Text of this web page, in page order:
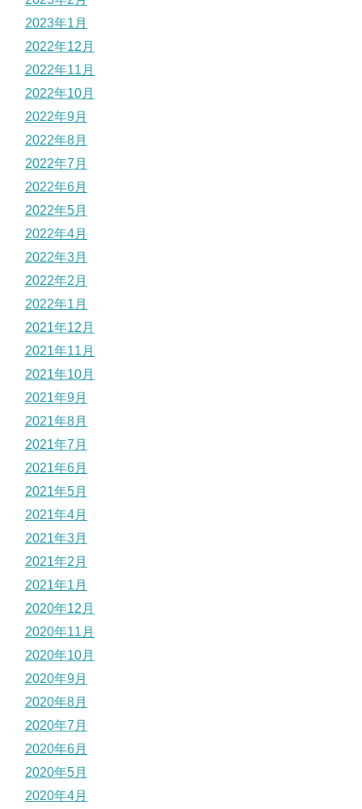
2023年1月
2022年12月
2022年11月
2022年10月
2022年9月
2022年8月
2022年7月
2022年6月
2022年5月
2022年4月
2022年3月
2022年2月
2022年1月
2021年12月
2021年11月
2021年10月
2021年9月
2021年8月
2021年7月
2021年6月
2021年5月
2021年4月
2021年3月
2021年2月
2021年1月
2020年12月
2020年11月
2020年10月
2020年9月
2020年8月
2020年7月
2020年6月
2020年5月
2020年4月